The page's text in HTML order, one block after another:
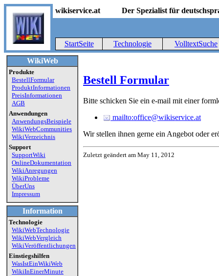
wikiservice.at Der Spezialist für
StartSeite Technologie VolltextSuche
WikiWeb
Produkte
BestellFormular
ProduktInformationen
PreisInformationen
AGB
Anwendungen
AnwendungsBeispiele
WikiWebCommunities
WikiVerzeichnis
Support
SupportWiki
OnlineDokumentation
WikiAnregungen
WikiProbleme
ÜberUns
Impressum
Information
Technologie
WikiWebTechnologie
WikiWebVergleich
WikiVeröffentlichungen
Einstiegshilfen
WasIstEinWikiWeb
WikiInEinerMinute
Bestell Formular
Bitte schicken Sie ein e-mail mit einer
mailto:office@wikiservice.at
Wir stellen ihnen gerne ein Angebot oder
Zuletzt geändert am May 11, 2012